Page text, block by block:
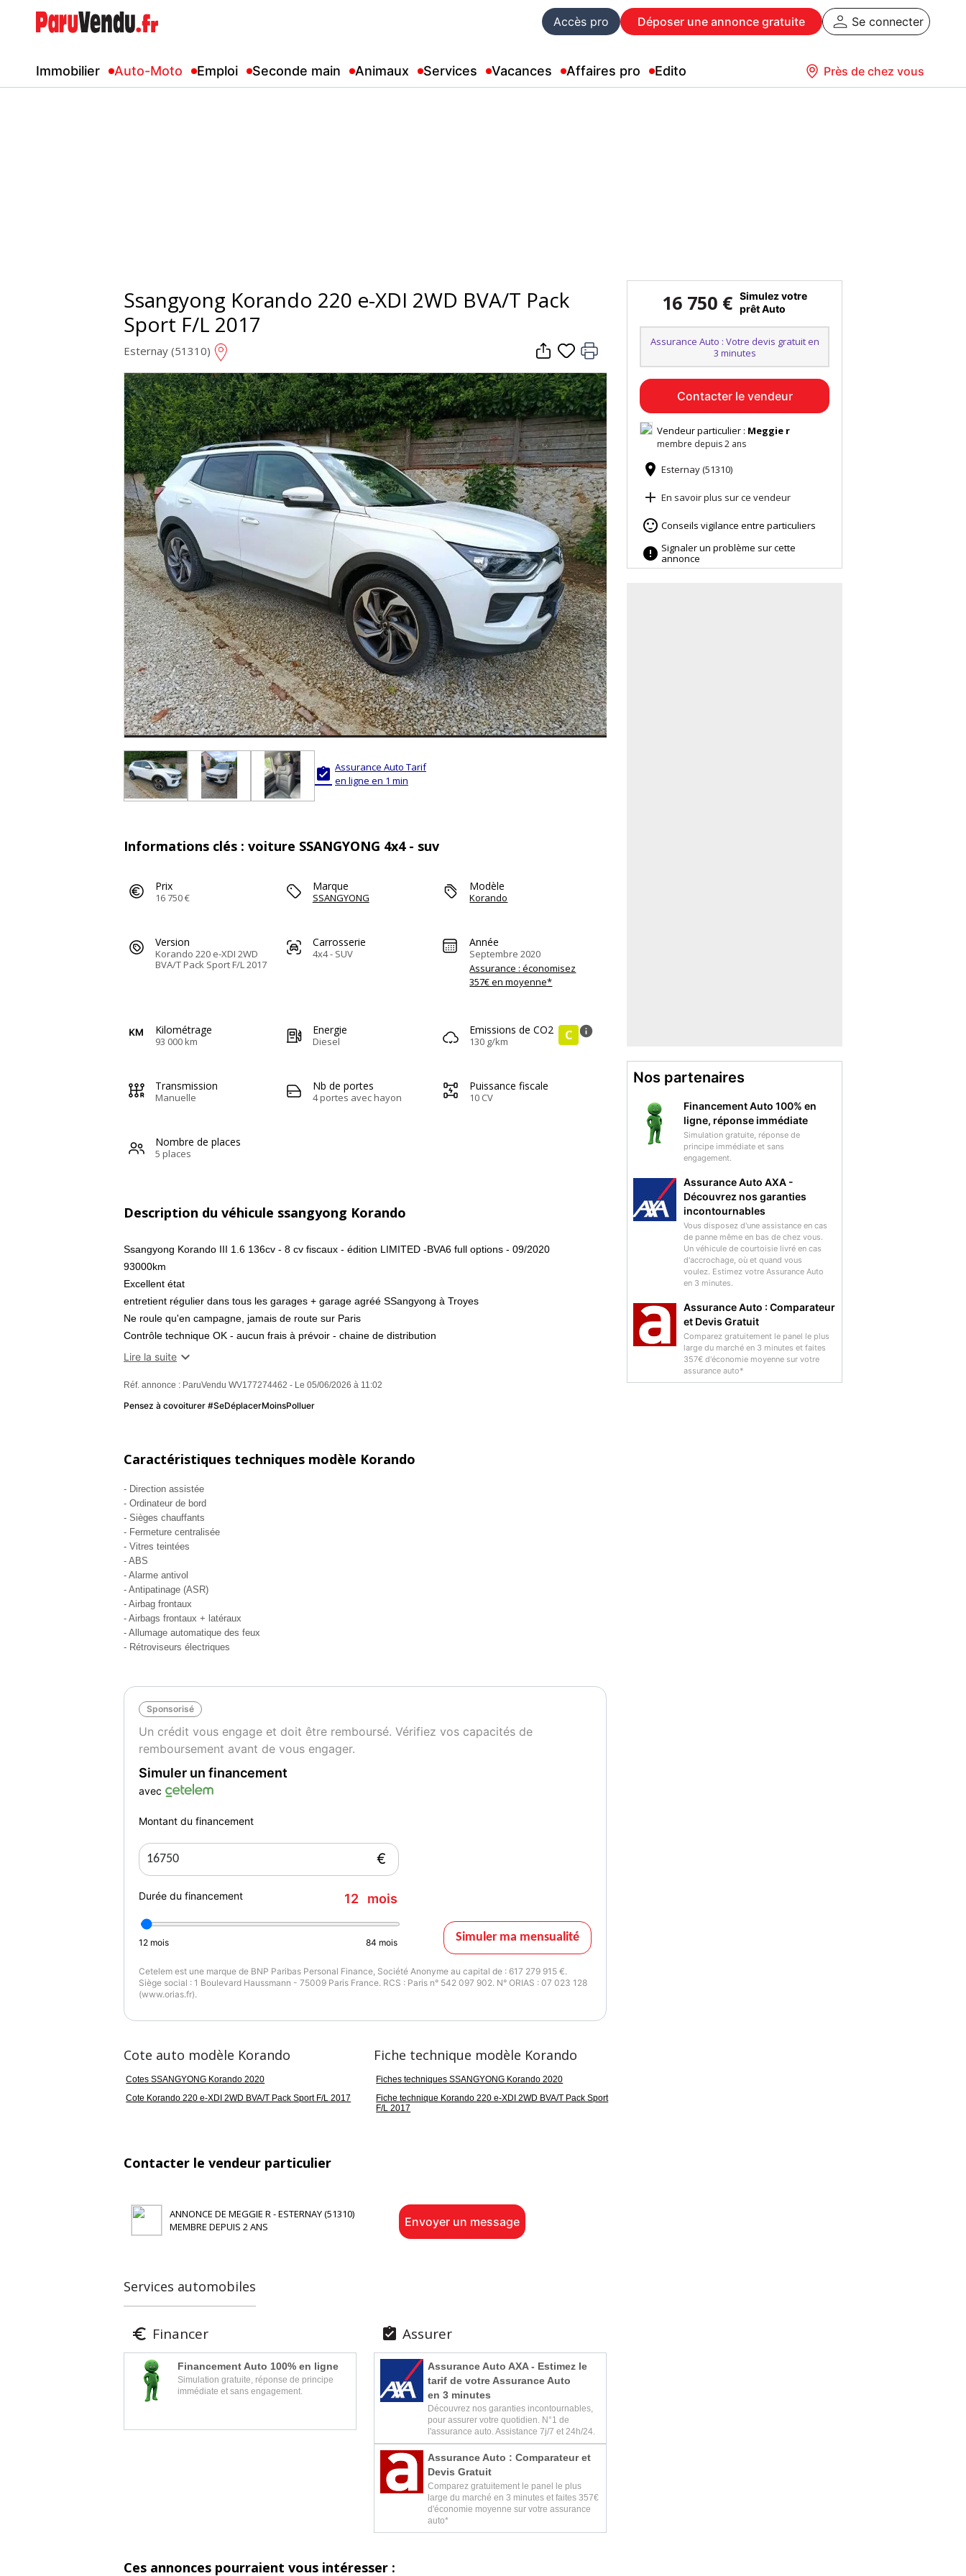
Accès pro Déposer une annonce gratuite Se connecter
Immobilier Auto-Moto Emploi Seconde main Animaux Services Vacances Affaires pro Edito Près de chez vous
Ssangyong Korando 220 e-XDI 2WD BVA/T Pack
Sport F/L 2017
Esternay (51310)
 Assurance Auto Tarif
en ligne en 1 min
Informations clés : voiture SSANGYONG 4x4 - suv
Prix
16 750 €
Marque
SSANGYONG
Modèle
Korando
Version
Korando 220 e-XDI 2WD
BVA/T Pack Sport F/L 2017
Carrosserie
4x4 - SUV
Année
Septembre 2020
Assurance : économisez
357€ en moyenne*
Kilométrage
93 000 km
Energie
Diesel
Emissions de CO2
130 g/km C info
Transmission
Manuelle
Nb de portes
4 portes avec hayon
Puissance fiscale
10 CV
Nombre de places
5 places
Description du véhicule ssangyong Korando
Ssangyong Korando III 1.6 136cv - 8 cv fiscaux - édition LIMITED -BVA6 full options - 09/2020
93000km
Excellent état
entretient régulier dans tous les garages + garage agréé SSangyong à Troyes
Ne roule qu'en campagne, jamais de route sur Paris
Contrôle technique OK - aucun frais à prévoir - chaine de distribution
Toutes options , voiture peu commune
- boîte automatique 6 vitesses+ palettes au volant (+mode sport/neige/ normal )
- sièges en cuir en parfait état
- Bluetooth / GPS / Prise audio usb / commandes vocales /ecran tactile
- lumières d'ambiance avant (choix couleurs)
- démarrage et fermeture ouverture sans clé
- détecteur de pluie
- feux automatique croisement/route
- limiteur et régulateur de vitesse
- Répétiteurs de clignotant dans rétro ext
- jantes aluminium gris foncé
-camera arrière de détection d'obstacles + aide au stationnement + radar détection obstacle
- rétroviseurs électriques rabattables et dégivrants
- Vitres électriques avant- arrière et teintées arrières + lunette
-systeme avancé detection ligne blanc et obstacle - anti collision
voiture cotée 17 052
Couleur
Blanc
Puissance réelle
136
Vignette Crit'Air
Lire la suite 
Réf. annonce : ParuVendu WV177274462 - Le 05/06/2026 à 11:02
Pensez à covoiturer #SeDéplacerMoinsPolluer
Caractéristiques techniques modèle Korando
- Direction assistée
- Ordinateur de bord
- Sièges chauffants
- Fermeture centralisée
- Vitres teintées
- ABS
- Alarme antivol
- Antipatinage (ASR)
- Airbag frontaux
- Airbags frontaux + latéraux
- Allumage automatique des feux
- Rétroviseurs électriques
Sponsorisé
Un crédit vous engage et doit être remboursé. Vérifiez vos capacités de
remboursement avant de vous engager.
Simuler un financement
avec
Montant du financement
€
Durée du financement 12 mois
12 mois 84 mois Simuler ma mensualité
Cetelem est une marque de BNP Paribas Personal Finance, Société Anonyme au capital de : 617 279 915 €.
Siège social : 1 Boulevard Haussmann - 75009 Paris France. RCS : Paris n° 542 097 902. N° ORIAS : 07 023 128
(www.orias.fr).
Cote auto modèle Korando
Cotes SSANGYONG Korando 2020
Cote Korando 220 e-XDI 2WD BVA/T Pack Sport F/L 2017
Fiche technique modèle Korando
Fiches techniques SSANGYONG Korando 2020
Fiche technique Korando 220 e-XDI 2WD BVA/T Pack Sport
F/L 2017
Contacter le vendeur particulier
ANNONCE DE MEGGIE R - ESTERNAY (51310)
MEMBRE DEPUIS 2 ANS
Envoyer un message
Services automobiles
 Financer
Financement Auto 100% en ligne
Simulation gratuite, réponse de principe
immédiate et sans engagement.
 Assurer
Assurance Auto AXA - Estimez le
tarif de votre Assurance Auto
en 3 minutes
Découvrez nos garanties incontournables,
pour assurer votre quotidien. N°1 de
l'assurance auto. Assistance 7j/7 et 24h/24.
Assurance Auto : Comparateur et
Devis Gratuit
Comparez gratuitement le panel le plus
large du marché en 3 minutes et faites 357€
d'économie moyenne sur votre assurance
auto*
Ces annonces pourraient vous intéresser :
16 750 € Simulez votre
prêt Auto
Assurance Auto : Votre devis gratuit en
3 minutes
Contacter le vendeur
Vendeur particulier : Meggie r
membre depuis 2 ans
 Esternay (51310)
 En savoir plus sur ce vendeur
 Conseils vigilance entre particuliers
 Signaler un problème sur cette
annonce
Nos partenaires
Financement Auto 100% en
ligne, réponse immédiate
Simulation gratuite, réponse de
principe immédiate et sans
engagement.
Assurance Auto AXA -
Découvrez nos garanties
incontournables
Vous disposez d'une assistance en cas
de panne même en bas de chez vous.
Un véhicule de courtoisie livré en cas
d'accrochage, où et quand vous
voulez. Estimez votre Assurance Auto
en 3 minutes.
Assurance Auto : Comparateur
et Devis Gratuit
Comparez gratuitement le panel le plus
large du marché en 3 minutes et faites
357€ d'économie moyenne sur votre
assurance auto*